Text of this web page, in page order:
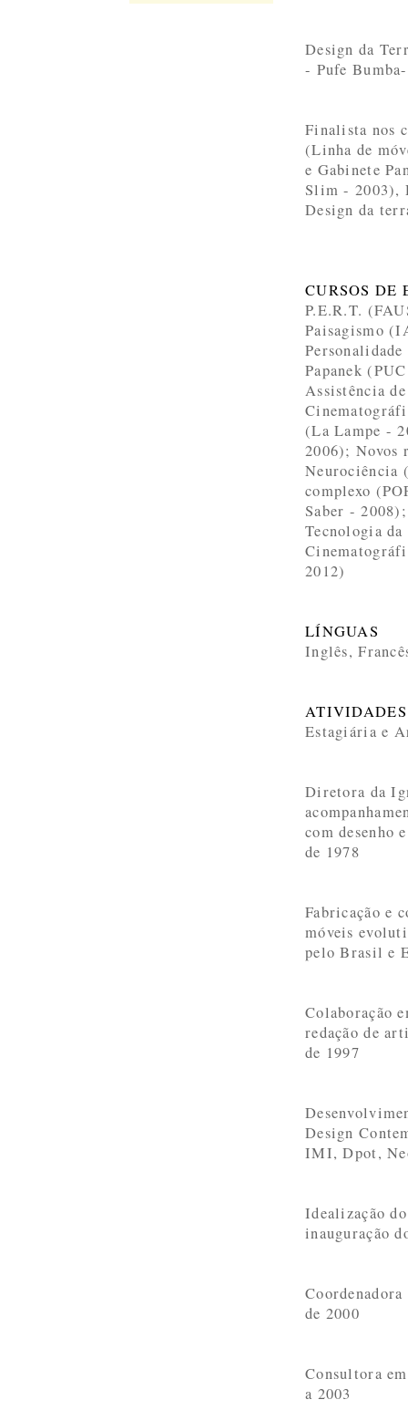
Design da
- Pufe
Finalista nos
(Linha de
e Gabinete
Slim - 2003),
Design da
CURSOS DE
P.E.R.T.
Paisagismo
Papanek
Assistência
(La Lampe -
2006); Novos
Neurociência
complexo
Saber -
Tecnologia
2012)
LÍNGUAS
Inglês,
Estagiária e
Diretora da
com desenho
de 1978
Fabricação e
móveis
pelo Brasil e
Colaboração
redação de
de 1997
Design
IMI, Dpot,
Idealização
inauguração
de 2000
Consultora
a 2003